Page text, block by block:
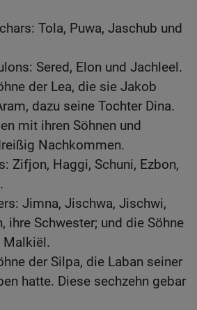
Tola, Puwa, Jaschub und
Sered, Elon und Jachleel.
der Lea, die sie Jakob
dazu seine Tochter Dina.
mit ihren Söhnen und
Nachkommen.
Zifjon, Haggi, Schuni, Ezbon,
Jimna, Jischwa, Jischwi,
ihre Schwester; und die Söhne
Malkiël.
der Silpa, die Laban seiner
hatte. Diese sechzehn gebar